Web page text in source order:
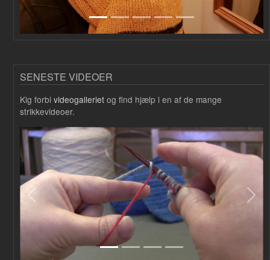
SENESTE VIDEOER
Kig forbi videogalleriet og find hjælp i en af de mange
strikkevideoer.
Forrige